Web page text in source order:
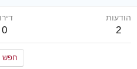
הודעות
2
0
חפש